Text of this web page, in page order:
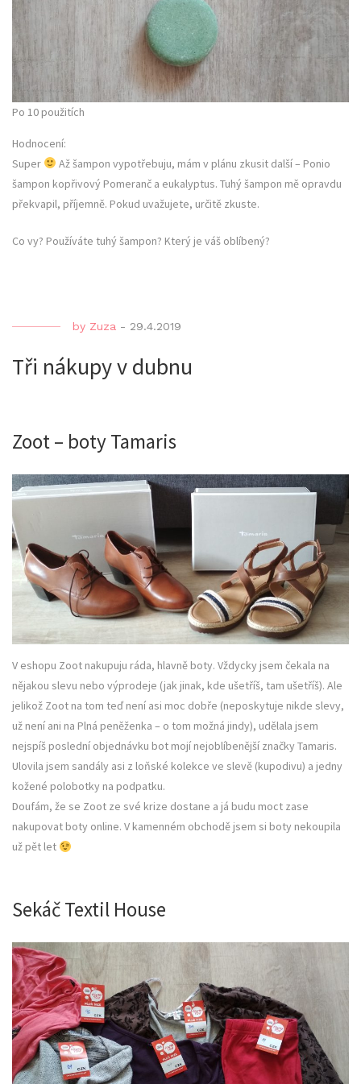
Po 10 použitích
Hodnocení:
Super
Až šampon vypotřebuju, mám v plánu zkusit další – Ponio
šampon kopřivový Pomeranč a eukalyptus. Tuhý šampon mě opravdu
překvapil, příjemně. Pokud uvažujete, určitě zkuste.
Co vy? Používáte tuhý šampon? Který je váš oblíbený?
by Zuza - 29.4.2019
Tři nákupy v dubnu
Zoot – boty Tamaris
V eshopu Zoot nakupuju ráda, hlavně boty. Vždycky jsem čekala na
nějakou slevu nebo výprodeje (jak jinak, kde ušetříš, tam ušetříš). Ale
jelikož Zoot na tom teď není asi moc dobře (neposkytuje nikde slevy,
už není ani na Plná peněženka – o tom možná jindy), udělala jsem
nejspíš poslední objednávku bot mojí nejoblíbenější značky Tamaris.
Ulovila jsem sandály asi z loňské kolekce ve slevě (kupodivu) a jedny
kožené polobotky na podpatku.
Doufám, že se Zoot ze své krize dostane a já budu moct zase
nakupovat boty online. V kamenném obchodě jsem si boty nekoupila
už pět let
Sekáč Textil House